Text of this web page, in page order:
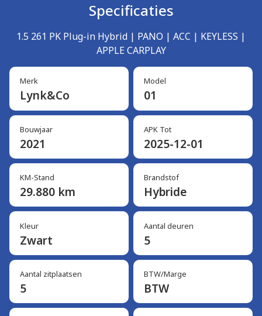
Specificaties
1.5 261 PK Plug-in Hybrid | PANO | ACC | KEYLESS |
APPLE CARPLAY
Merk
Lynk&Co
Model
01
Bouwjaar
2021
APK Tot
2025-12-01
KM-Stand
29.880 km
Brandstof
Hybride
Kleur
Zwart
Aantal deuren
5
Aantal zitplaatsen
5
BTW/Marge
BTW